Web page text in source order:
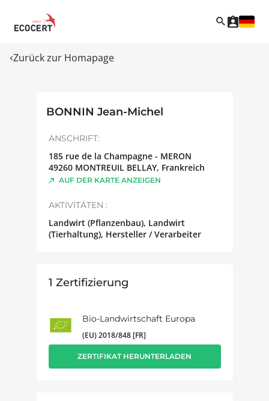
Zurück zur Homapage
BONNIN Jean-Michel
ANSCHRIFT:
185 rue de la Champagne - MERON
49260 MONTREUIL BELLAY, Frankreich
AUF DER KARTE ANZEIGEN
AKTIVITÄTEN :
Landwirt (Pflanzenbau), Landwirt
(Tierhaltung), Hersteller / Verarbeiter
1 Zertifizierung
Bio-Landwirtschaft Europa
(EU) 2018/848 [FR]
ZERTIFIKAT HERUNTERLADEN